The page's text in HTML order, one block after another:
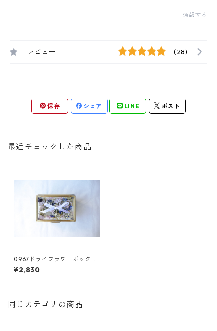
通報する
レビュー (28)
保存 シェア LINE ポスト
最近チェックした商品
0967ドライフラワーボックス
(S) /リングピロー
¥2,830
同じカテゴリの商品